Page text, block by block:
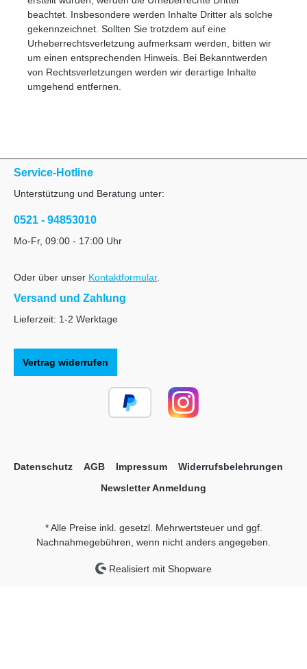
beachtet. Insbesondere werden Inhalte Dritter als solche
gekennzeichnet. Sollten Sie trotzdem auf eine
Urheberrechtsverletzung aufmerksam werden, bitten wir
um einen entsprechenden Hinweis. Bei Bekanntwerden
von Rechtsverletzungen werden wir derartige Inhalte
umgehend entfernen.
Service-Hotline
Unterstützung und Beratung unter:
0521 - 94853010
Mo-Fr, 09:00 - 17:00 Uhr
Oder über unser Kontaktformular.
Versand und Zahlung
Lieferzeit: 1-2 Werktage
Vertrag widerrufen
Datenschutz AGB Impressum
Widerrufsbelehrungen
Newsletter Anmeldung
* Alle Preise inkl. gesetzl. Mehrwertsteuer und ggf.
Nachnahmegebühren, wenn nicht anders angegeben.
Realisiert mit Shopware